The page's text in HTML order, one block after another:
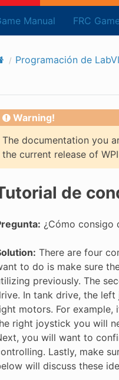
Manual FRC
Programación de
Warning!
The documentation you
the current release of
de
¿Cómo consigo
There are four
to do is make sure
previously. The
In tank drive, the
motors. For
right joystick you will
you will want to
Lastly, make
will discuss these